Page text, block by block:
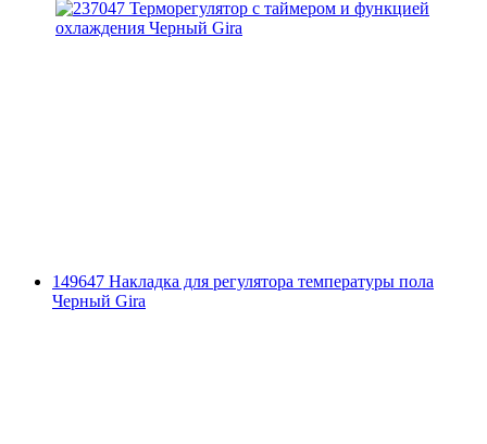
149647 Накладка для регулятора температуры пола
Черный Gira